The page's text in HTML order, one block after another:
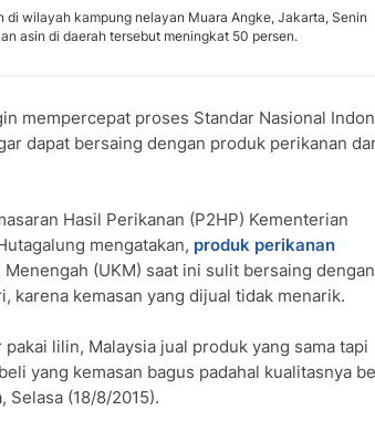
wilayah kampung nelayan Muara Angke, Jakarta, Senin
asin di daerah tersebut meningkat 50 persen.
mempercepat proses Standar Nasional
dapat bersaing dengan produk perikanan
Hasil Perikanan (P2HP) Kementerian
mengatakan, produk perikanan
(UKM) saat ini sulit bersaing dengan
karena kemasan yang dijual tidak menarik.
lilin, Malaysia jual produk yang sama tapi
yang kemasan bagus padahal kualitasnya
Selasa (18/8/2015).